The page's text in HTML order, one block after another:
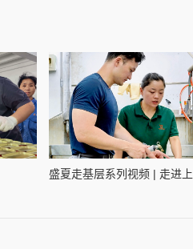
盛夏走基层系列视频 | 走进